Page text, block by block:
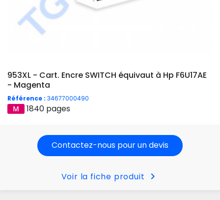
953XL - Cart. Encre SWITCH équivaut à Hp F6U17AE
- Magenta
Référence : 34677000490
1840 pages
Contactez-nous pour un devis
Voir la fiche produit chevron_right